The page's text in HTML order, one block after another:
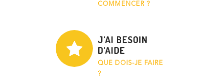
COMMENCER ?
J'AI BESOIN
D'AIDE
QUE DOIS-JE FAIRE
?